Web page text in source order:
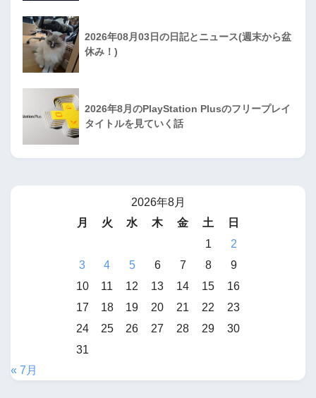
2026年08月03日の日記とニュース(週末から盆
休み！)
2026年8月のPlayStation Plusのフリープレイ
タイトルを見ていく話
2026年8月
月
火 水 木 金 土
日
1
2
3
4 5 6 7 8
9
10
11 12 13 14 15
16
17
18 19 20 21 22
23
24
25 26 27 28 29
30
31
« 7月